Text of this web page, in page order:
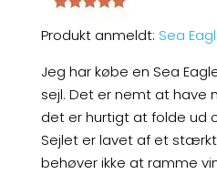
Produkt anmeldt: Sea
Jeg har købe en Sea
sejl. Det er nemt at have
det er hurtigt at folde ud
Sejlet er lavet af et
behøver ikke at ramme